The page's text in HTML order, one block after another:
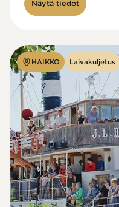
Näytä tiedot
HAIKKO Laivakuljetus